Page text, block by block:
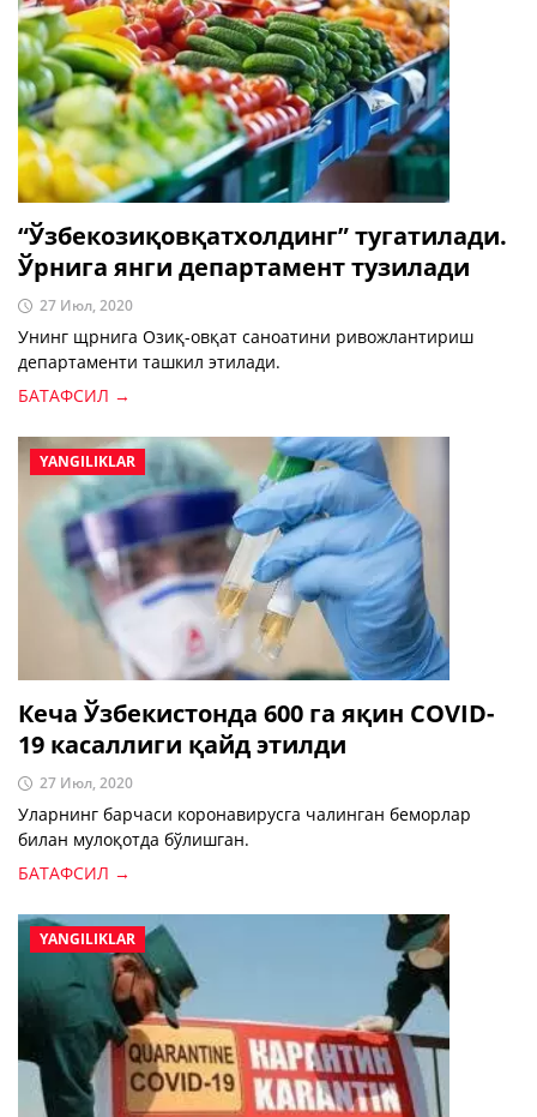
“Ўзбекозиқовқатхолдинг” тугатилади.
Ўрнига янги департамент тузилади
27 Июл, 2020
Унинг щрнига Озиқ-овқат саноатини ривожлантириш
департаменти ташкил этилади.
БАТАФСИЛ →
YANGILIKLAR
Кеча Ўзбекистонда 600 га яқин COVID-
19 касаллиги қайд этилди
27 Июл, 2020
Уларнинг барчаси коронавирусга чалинган беморлар
билан мулоқотда бўлишган.
БАТАФСИЛ →
YANGILIKLAR